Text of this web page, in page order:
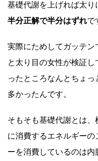
基礎代謝を上げれば太り
半分正解で半分はずれで
実際にためしてガッテン
と太り目の女性が検証
ったところなんとちょ
多かったんです。
そもそも基礎代謝とは
に消費するエネルギー
ーを消費しているのは内